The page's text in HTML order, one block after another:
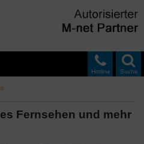
Suche
Hotline
Fernsehen und mehr